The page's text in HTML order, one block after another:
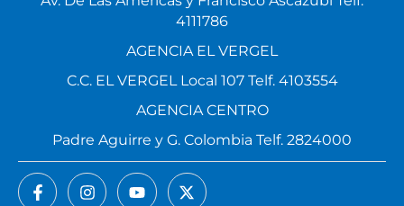
4111786
AGENCIA EL VERGEL
C.C. EL VERGEL Local 107 Telf. 4103554
AGENCIA CENTRO
Padre Aguirre y G. Colombia Telf. 2824000